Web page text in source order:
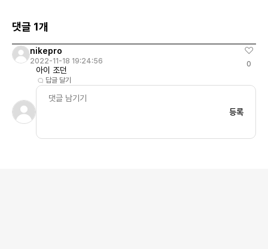
댓글 1개
nikepro
2022-11-18 19:24:56
아이 조던
답글 달기
0
등록